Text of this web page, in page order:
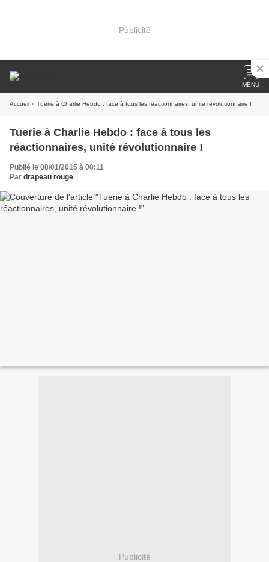
Publicité
MENU
Accueil » Tuerie à Charlie Hebdo : face à tous les réactionnaires, unité révolutionnaire !
Tuerie à Charlie Hebdo : face à tous les
réactionnaires, unité révolutionnaire !
Publié le 08/01/2015 à 00:11
Par drapeau rouge
Publicité